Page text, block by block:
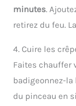
minutes.
retirez du feu.
4. Cuire les
Faites chauffer
badigeonnez-la
du pinceau en